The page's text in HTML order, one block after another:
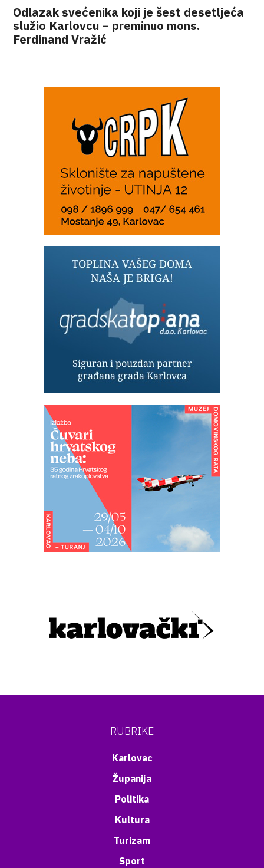
Odlazak svećenika koji je šest desetljeća
služio Karlovcu – preminuo mons.
Ferdinand Vražić
RUBRIKE
Karlovac
Županija
Politika
Kultura
Turizam
Sport